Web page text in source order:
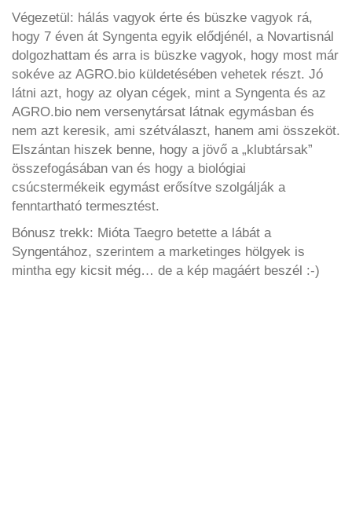
Végezetül: hálás vagyok érte és büszke vagyok rá,
hogy 7 éven át Syngenta egyik elődjénél, a Novartisnál
dolgozhattam és arra is büszke vagyok, hogy most már
sokéve az AGRO.bio küldetésében vehetek részt. Jó
látni azt, hogy az olyan cégek, mint a Syngenta és az
AGRO.bio nem versenytársat látnak egymásban és
nem azt keresik, ami szétválaszt, hanem ami összeköt.
Elszántan hiszek benne, hogy a jövő a „klubtársak”
összefogásában van és hogy a biológiai
csúcstermékeik egymást erősítve szolgálják a
fenntartható termesztést.
Bónusz trekk: Mióta Taegro betette a lábát a
Syngentához, szerintem a marketinges hölgyek is
mintha egy kicsit még… de a kép magáért beszél :-)